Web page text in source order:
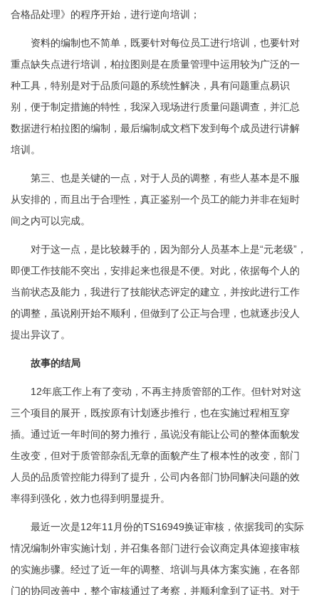
合格品处理》的程序开始，进行逆向培训；
资料的编制也不简单，既要针对每位员工进行培训，也要针对
重点缺失点进行培训，柏拉图则是在质量管理中运用较为广泛的一
种工具，特别是对于品质问题的系统性解决，具有问题重点易识
别，便于制定措施的特性，我深入现场进行质量问题调查，并汇总
数据进行柏拉图的编制，最后编制成文档下发到每个成员进行讲解
培训。
第三、也是关键的一点，对于人员的调整，有些人基本是不服
从安排的，而且出于合理性，真正鉴别一个员工的能力并非在短时
间之内可以完成。
对于这一点，是比较棘手的，因为部分人员基本上是“元老级”，
即便工作技能不突出，安排起来也很是不便。对此，依据每个人的
当前状态及能力，我进行了技能状态评定的建立，并按此进行工作
的调整，虽说刚开始不顺利，但做到了公正与合理，也就逐步没人
提出异议了。
故事的结局
12年底工作上有了变动，不再主持质管部的工作。但针对对这
三个项目的展开，既按原有计划逐步推行，也在实施过程相互穿
插。通过近一年时间的努力推行，虽说没有能让公司的整体面貌发
生改变，但对于质管部杂乱无章的面貌产生了根本性的改变，部门
人员的品质管控能力得到了提升，公司内各部门协同解决问题的效
率得到强化，效力也得到明显提升。
最近一次是12年11月份的TS16949换证审核，依据我司的实际
情况编制外审实施计划，并召集各部门进行会议商定具体迎接审核
的实施步骤。经过了近一年的调整、培训与具体方案实施，在各部
门的协同改善中，整个审核通过了考察，并顺利拿到了证书。对于